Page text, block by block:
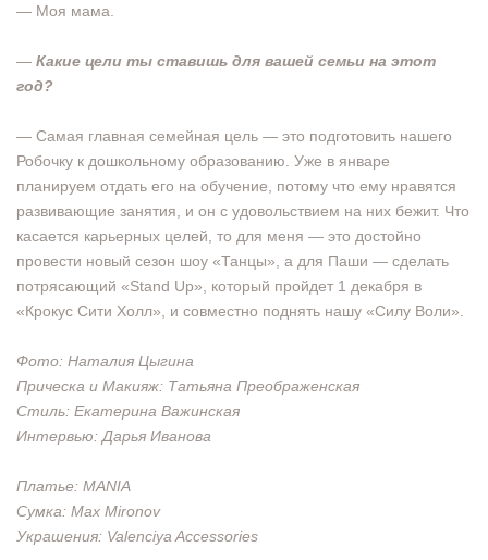
— Моя мама.
— Какие цели ты ставишь для вашей семьи на этот
год?
— Самая главная семейная цель — это подготовить нашего
Робочку к дошкольному образованию. Уже в январе
планируем отдать его на обучение, потому что ему нравятся
развивающие занятия, и он с удовольствием на них бежит. Что
касается карьерных целей, то для меня — это достойно
провести новый сезон шоу «Танцы», а для Паши — сделать
потрясающий «Stand Up», который пройдет 1 декабря в
«Крокус Сити Холл», и совместно поднять нашу «Силу Воли».
Фото: Наталия Цыгина
Прическа и Макияж: Татьяна Преображенская
Стиль: Екатерина Важинская
Интервью: Дарья Иванова
Платье: MANIA
Сумка: Max Mironov
Украшения: Valenciya Accessories